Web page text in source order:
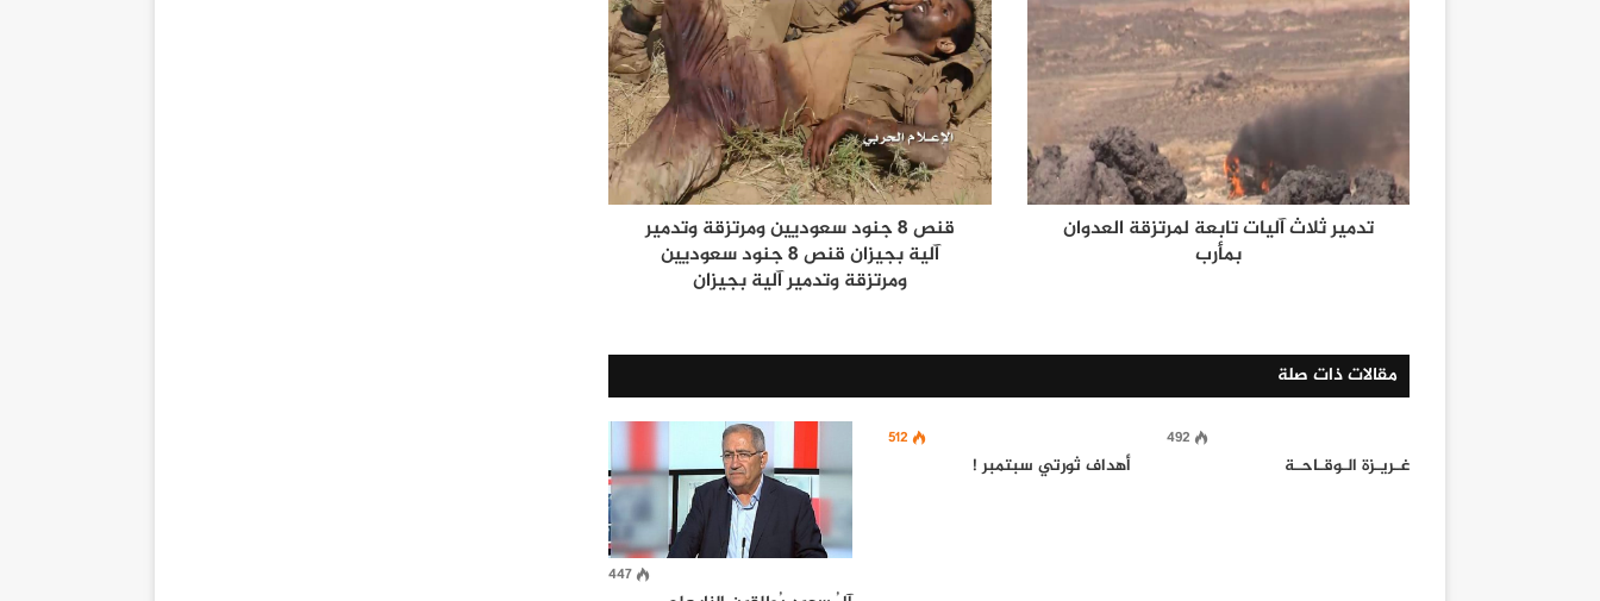
تدمير ثلاث آليات تابعة لمرتزقة العدوان
بمأرب
قنص 8 جنود سعوديين ومرتزقة وتدمير
آلية بجيزان قنص 8 جنود سعوديين
ومرتزقة وتدمير آلية بجيزان
مقالات ذات صلة
492
غـريـزة الـوقـاحـة
512
أهداف ثورتي سبتمبر !
447